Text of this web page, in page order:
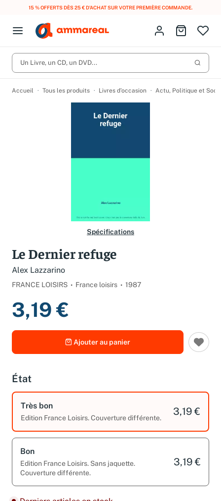
15 % OFFERTS DÈS 25 € D’ACHAT SUR VOTRE PREMIÈRE COMMANDE.
Open menu
Fermer le menu
CD d'occasion
DVD d'occasion
Lancer
Identifiez-vous
Aller au
Un Livre, un CD, un DVD...
Accueil Tous les produits Livres d’occasion Actu, Politique et
Spécifications
Le Dernier refuge
Alex Lazzarino
FRANCE LOISIRS France loisirs 1987
3,19 €
Ajouter au panier
État
Très bon
Edition France Loisirs. Couverture différente.
3,19 €
Bon
Edition France Loisirs. Sans jaquette.
Couverture différente.
3,19 €